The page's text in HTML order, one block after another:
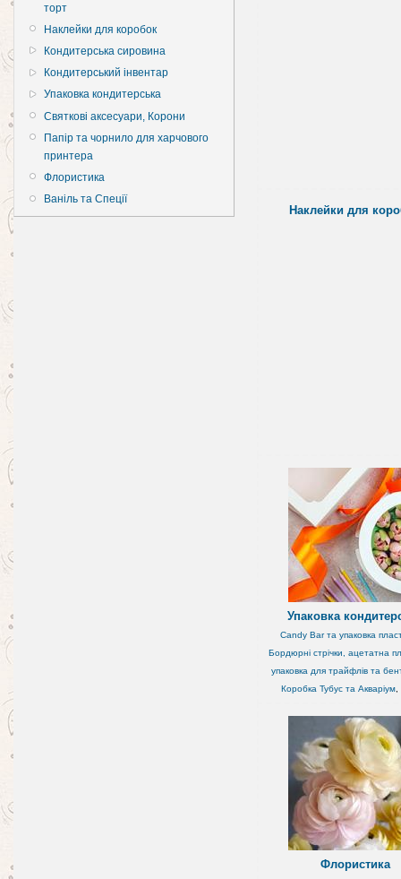
торт
Наклейки для коробок
Кондитерська сировина
Кондитерський інвентар
Упаковка кондитерська
Святкові аксесуари, Корони
Папір та чорнило для харчового
принтера
Флористика
Ваніль та Спеції
Наклейки для
Упаковка
Candy Bar та упаковка
Бордюрні стрічки, ацетатна
упаковка для трайфлів та
Коробка Тубус та Акваріум,
Флористика